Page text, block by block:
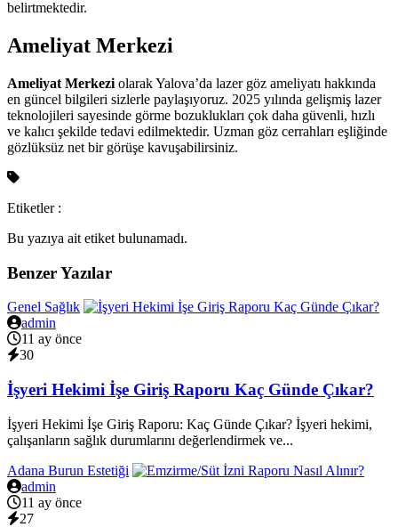
belirtmektedir.
Ameliyat Merkezi
Ameliyat Merkezi olarak Yalova’da lazer göz ameliyatı hakkında
en güncel bilgileri sizlerle paylaşıyoruz. 2025 yılında gelişmiş lazer
teknolojileri sayesinde görme bozuklukları çok daha güvenli, hızlı
ve kalıcı şekilde tedavi edilmektedir. Uzman göz cerrahları eşliğinde
gözlüksüz net bir görüşe kavuşabilirsiniz.
Etiketler :
Bu yazıya ait etiket bulunamadı.
Benzer Yazılar
Genel Sağlık
admin
11 ay önce
30
İşyeri Hekimi İşe Giriş Raporu Kaç Günde Çıkar?
İşyeri Hekimi İşe Giriş Raporu: Kaç Günde Çıkar? İşyeri hekimi,
çalışanların sağlık durumlarını değerlendirmek ve...
Adana Burun Estetiği
admin
11 ay önce
27